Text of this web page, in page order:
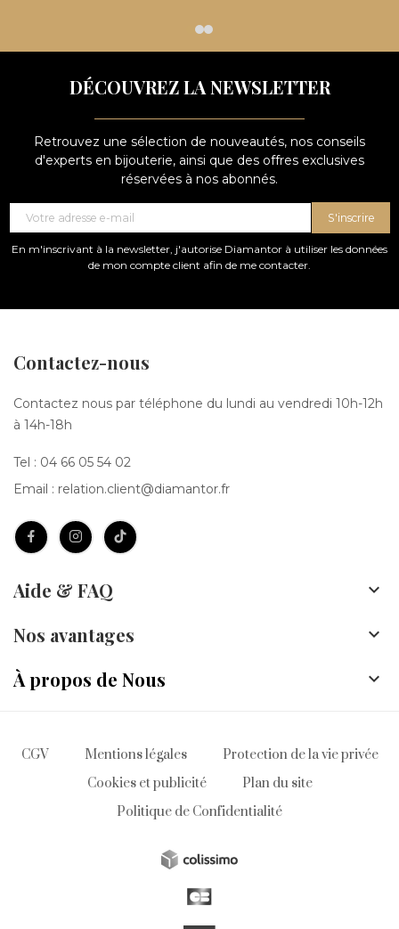
DÉCOUVREZ LA NEWSLETTER
Retrouvez une sélection de nouveautés, nos conseils
d'experts en bijouterie, ainsi que des offres exclusives
réservées à nos abonnés.
S'inscrire
En m'inscrivant à la newsletter, j'autorise Diamantor à utiliser les données
de mon compte client afin de me contacter.
Contactez-nous
Contactez nous par téléphone du lundi au vendredi 10h-12h
à 14h-18h
Tel : 04 66 05 54 02
Email : relation.client@diamantor.fr
Aide & FAQ 
Nos avantages 
À propos de Nous 
CGV Mentions légales
Protection de la vie privée
Cookies et publicité
Plan du site
Politique de Confidentialité